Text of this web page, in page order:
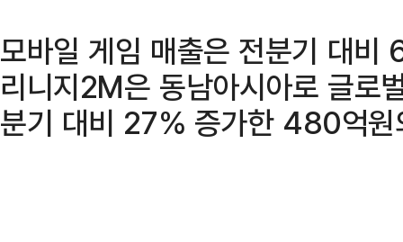
모바일 게임 매출은 전분기 대
리니지2M은 동남아시아로 글로
분기 대비 27% 증가한 480억원